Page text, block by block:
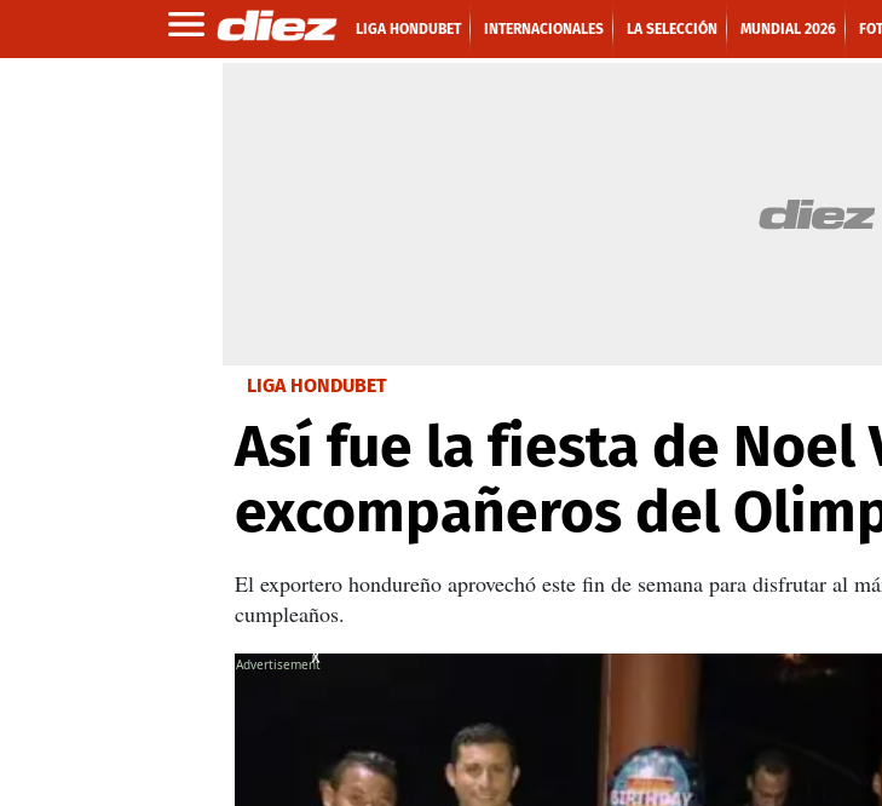
LIGA HONDUBET INTERNACIONALES LA SELECCIÓN MUNDIAL 2026
LIGA HONDUBET
Así fue la fiesta de Noel
excompañeros del
El exportero hondureño aprovechó este fin de semana para disfrutar al
cumpleaños.
X
X
X
X